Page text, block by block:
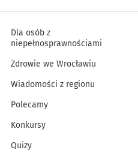
Dla osób z
niepełnosprawnościami
Zdrowie we Wrocławiu
Wiadomości z regionu
Polecamy
Konkursy
Quizy